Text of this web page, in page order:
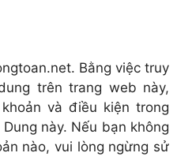
Bằng việc truy
trên trang web này,
và điều kiện trong
này. Nếu bạn không
nào, vui lòng ngừng sử